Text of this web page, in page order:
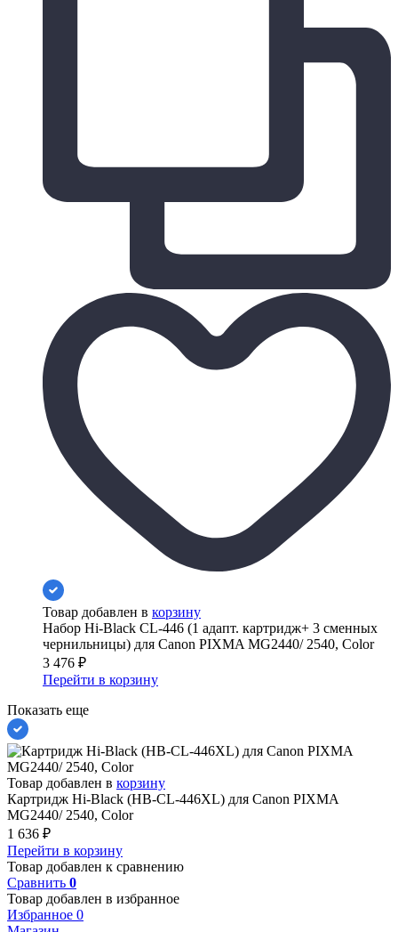
Товар добавлен в корзину
Набор Hi-Black CL-446 (1 адапт. картридж+ 3 сменных
чернильницы) для Canon PIXMA MG2440/ 2540, Color
3 476 ₽
Перейти в корзину
Показать еще
Товар добавлен в корзину
Картридж Hi-Black (HB-CL-446XL) для Canon PIXMA
MG2440/ 2540, Color
1 636 ₽
Перейти в корзину
Товар добавлен к сравнению
Сравнить 0
Товар добавлен в избранное
Избранное 0